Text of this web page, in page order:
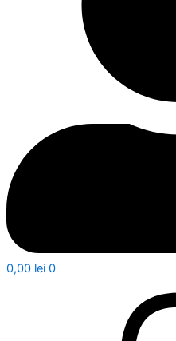
0,00 lei 0